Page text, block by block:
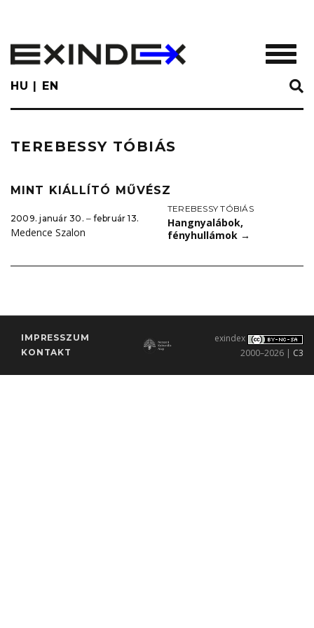
main
content
HU EN
TEREBESSY TÓBIÁS
MINT KIÁLLÍTÓ MŰVÉSZ
2009. január 30. ‒ február 13.
Medence Szalon
TEREBESSY TÓBIÁS
Hangnyalábok,
fényhullámok →
IMPRESSZUM
KONTAKT
exindex
2000–2026 | C3